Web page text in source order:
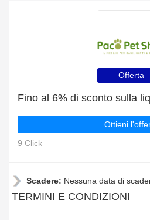
Offerta
Fino al 6% di sconto sulla
Ottieni
9 Click
Scadere: Nessuna data di
TERMINI E CONDIZIONI